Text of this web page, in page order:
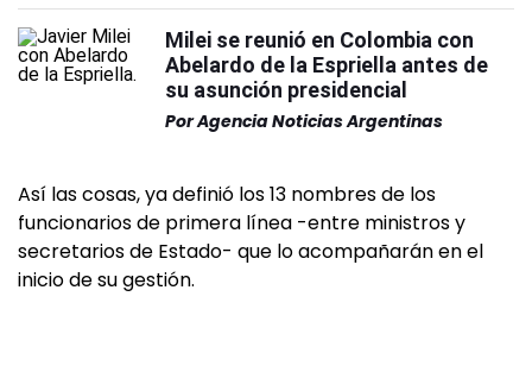
Milei se reunió en Colombia con
Abelardo de la Espriella antes de
su asunción presidencial
PorAgencia Noticias Argentinas
Así las cosas, ya definió los 13 nombres de los
funcionarios de primera línea -entre ministros y
secretarios de Estado- que lo acompañarán en el
inicio de su gestión.